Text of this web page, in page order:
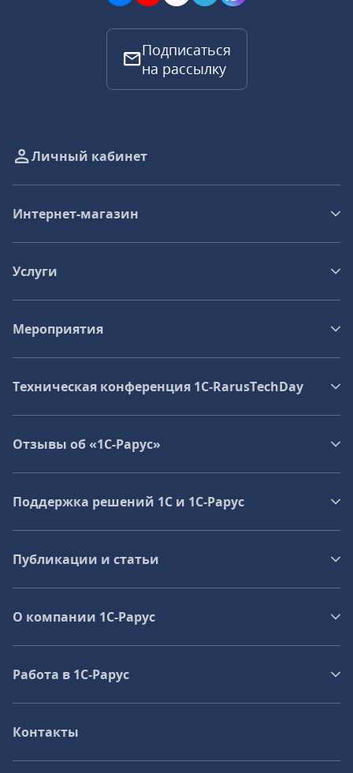
Подписаться
на рассылку
Личный кабинет
Интернет-магазин
Услуги
Мероприятия
Техническая конференция 1C‑RarusTechDay
Отзывы об «1С-Рарус»
Поддержка решений 1С и 1С‑Рарус
Публикации и статьи
О компании 1C-Рарус
Работа в 1С‑Рарус
Контакты